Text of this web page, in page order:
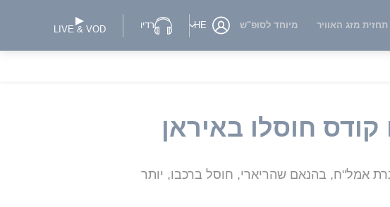
תחזית מזג האוויר מיוחד לסופ"ש HE רדיו LIVE & VOD
חוסלו באיראן
אמל"ח, בהנאם שהריארי, חוסל ברכבו, יותר